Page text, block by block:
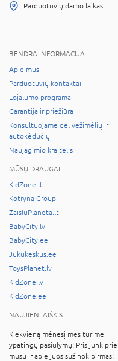
Parduotuvių darbo laikas
BENDRA INFORMACIJA
Apie mus
Parduotuvių kontaktai
Lojalumo programa
Garantija ir priežiūra
Konsultuojame dėl vežimėlių ir
autokėdučių
Naujagimio kraitelis
MŪSŲ DRAUGAI
KidZone.lt
Kotryna Group
ZaisluPlaneta.lt
BabyCity.lv
BabyCity.ee
Jukukeskus.ee
ToysPlanet.lv
KidZone.lv
KidZone.ee
NAUJIENLAIŠKIS
Kiekvieną mėnesį mes turime
ypatingų pasiūlymų! Prisijunk prie
mūsų ir apie juos sužinok pirmas!